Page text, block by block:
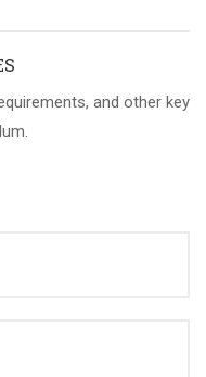
and other key